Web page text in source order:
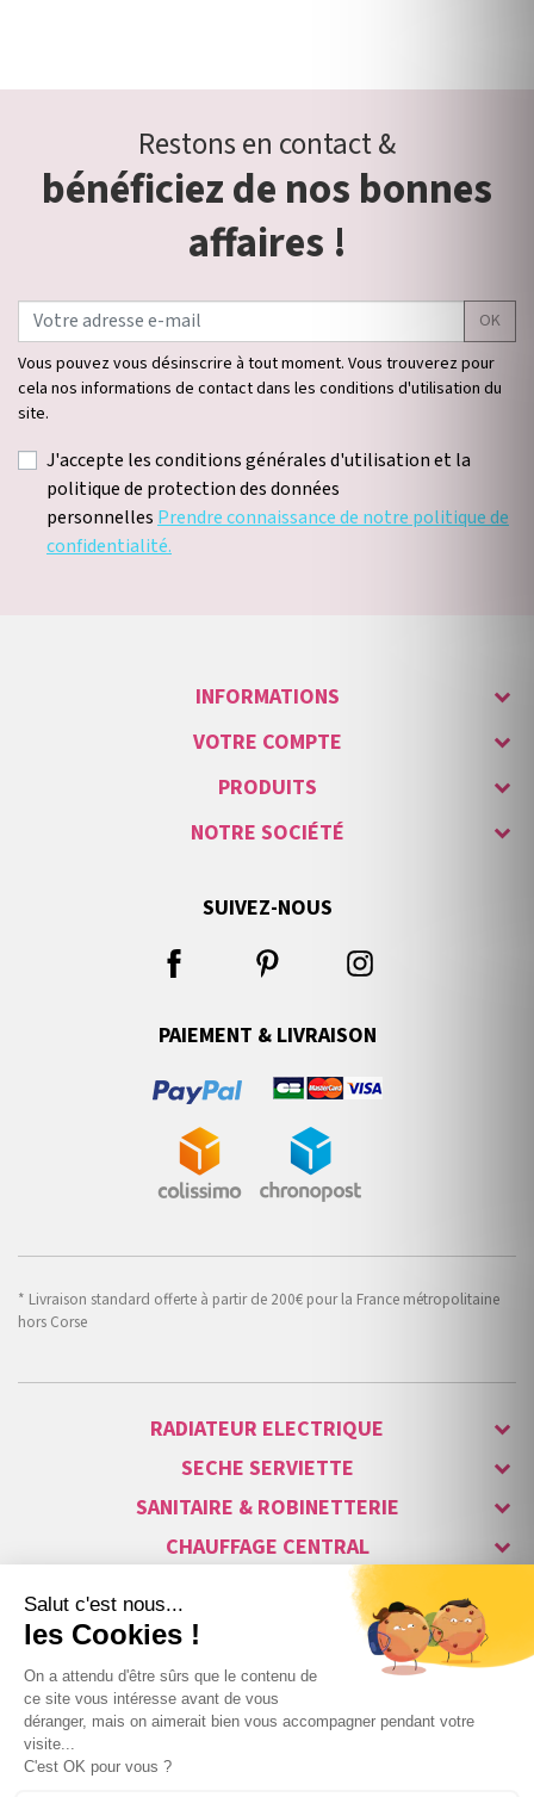
Restons en contact &
bénéficiez de nos bonnes
affaires !
OK
Vous pouvez vous désinscrire à tout moment. Vous trouverez pour
cela nos informations de contact dans les conditions d'utilisation du
site.
J'accepte les conditions générales d'utilisation et la
politique de protection des données
personnelles Prendre connaissance de notre politique de
confidentialité.
INFORMATIONS
VOTRE COMPTE
PRODUITS
NOTRE SOCIÉTÉ
SUIVEZ-NOUS
PAIEMENT & LIVRAISON
* Livraison standard offerte à partir de 200€ pour la France métropolitaine
hors Corse
RADIATEUR ELECTRIQUE
SECHE SERVIETTE
SANITAIRE & ROBINETTERIE
CHAUFFAGE CENTRAL
ALARME & SÉCURITÉ
MAISON CONNECTÉE
VISIOPHONE & INTERPHONE
LUMINAIRES & ECLAIRAGE